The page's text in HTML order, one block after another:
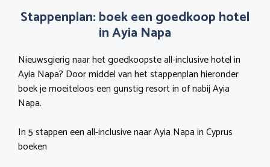
Stappenplan: boek een goedkoop hotel
in Ayia Napa
Nieuwsgierig naar het goedkoopste all-inclusive hotel in
Ayia Napa? Door middel van het stappenplan hieronder
boek je moeiteloos een gunstig resort in of nabij Ayia
Napa.
In 5 stappen een all-inclusive naar Ayia Napa in Cyprus
boeken